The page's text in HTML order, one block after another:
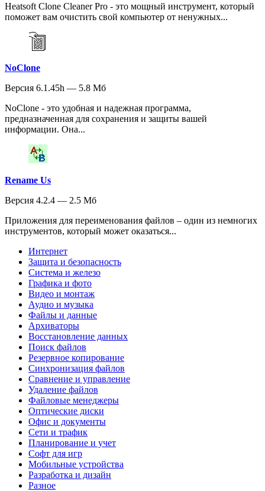
Heatsoft Clone Cleaner Pro - это мощный инструмент, который
поможет вам очистить свой компьютер от ненужных...
NoClone
Версия 6.1.45h — 5.8 Мб
NoClone - это удобная и надежная программа,
предназначенная для сохранения и защиты вашей
информации. Она...
Rename Us
Версия 4.2.4 — 2.5 Мб
Приложения для переименования файлов – один из немногих
инструментов, который может оказаться...
Интернет
Защита и безопасность
Система и железо
Графика и фото
Видео и монтаж
Аудио и музыка
Файлы и данные
Архиваторы
Восстановление данных
Поиск файлов
Резервное копирование
Синхронизация файлов
Сравнение и управление
Удаление файлов
Файловые менеджеры
Оптические диски
Офис и документы
Сети и трафик
Планирование и учет
Софт для игр
Мобильные устройства
Разработка и дизайн
Разное